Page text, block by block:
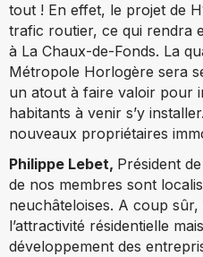
tout ! En effet, le projet de
trafic routier, ce qui rendra
à La Chaux-de-Fonds. La
Métropole Horlogère sera
un atout à faire valoir pour
habitants à venir s’y
nouveaux propriétaires
Philippe Lebet, Président
de nos membres sont
neuchâteloises. A coup
l’attractivité résidentielle
développement des